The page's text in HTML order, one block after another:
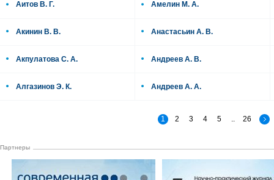
Аитов В. Г.
Акинин В. В.
Акпулатова С. А.
Алгазинов Э. К.
Амелин М. А.
Анастасьин А. В.
Андреев А. В.
Андреев А. А.
1 2 3 4 5 .. 26
Партнеры